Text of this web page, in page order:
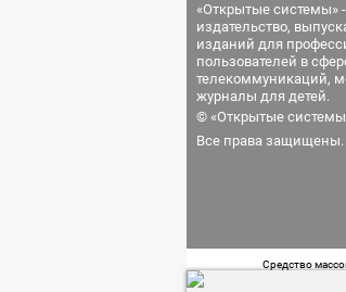
«Открытые системы»
издательство,
изданий для
пользователей в
телекоммуникаций,
журналы для детей.
© «Открытые
Все права защищены.
Средство